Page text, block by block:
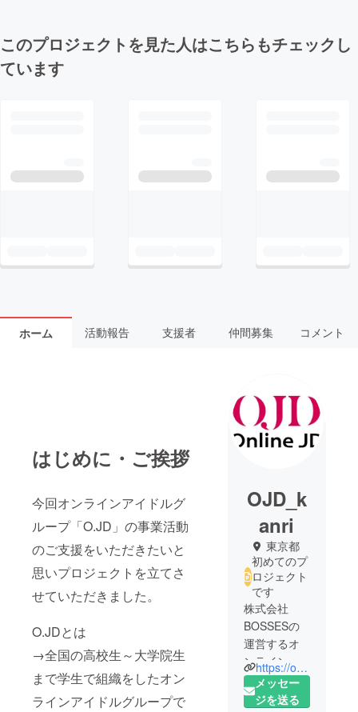
このプロジェクトを見た人はこちらもチェックし
ています
ホーム 活動報告 支援者 仲間募集 コメント
はじめに・ご挨拶
今回オンラインアイドルグ
ループ「O.JD」の事業活動
のご支援をいただきたいと
思いプロジェクトを立てさ
せていただきました。
O.JDとは
→全国の高校生～大学院生
まで学生で組織をしたオン
ラインアイドルグループで
OJD_k
anri
東京都
初めてのプ
ロジェクト
です
株式会社
BOSSESの
運営するオ
ンラインア
イドルグ
ループO.JD
https://online-jd.jp/
メッセー
ジを送る